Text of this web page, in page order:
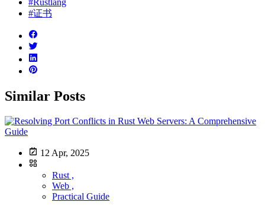
#证书
Similar Posts
12 Apr, 2025
Rust ,
Web ,
Practical Guide